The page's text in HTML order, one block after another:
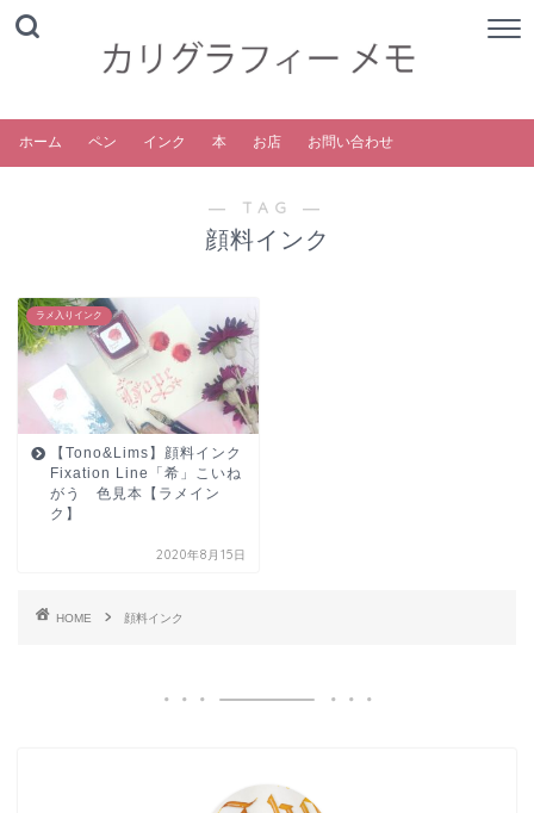
ホーム ペン インク 本 お店 お問い合わせ
― TAG ―
顔料インク
ラメ入りインク
【Tono&Lims】顔料インク
Fixation Line「希」こいね
がう 色見本【ラメイン
ク】
2020年8月15日
HOME 顔料インク